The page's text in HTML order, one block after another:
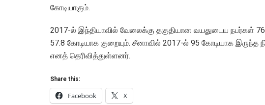
கோடியாகும்.
2017-ல் இந்தியாவில் வேலைக்கு தகுதியான வயதுடைய நபர்கள்
57.8 கோடியாக குறையும். சீனாவில் 2017-ல் 95 கோடியாக இருந்த
எனத் தெரிவித்துள்ளனர்.
Share this:
Facebook X